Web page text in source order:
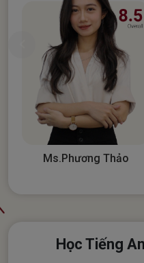
Ms.Phương Thảo
Học Tiếng